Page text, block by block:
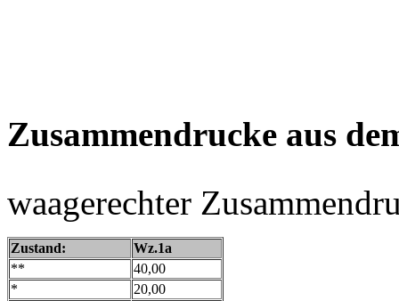
Zusammendrucke aus
waagerechter
Zustand:
Wz.1a
**
40,00
*
20,00